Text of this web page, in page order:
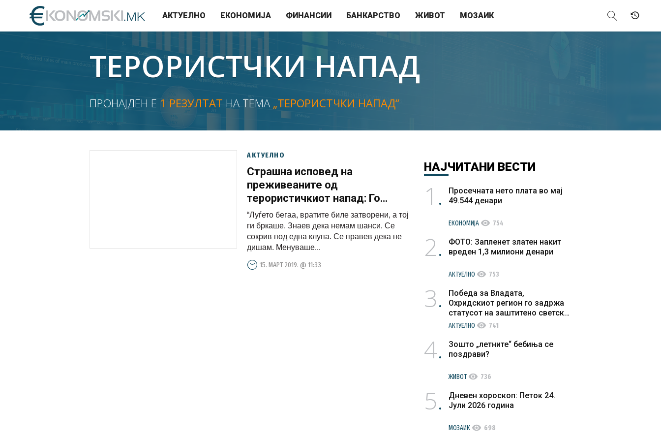
АКТУЕЛНО ЕКОНОМИЈА ФИНАНСИИ БАНКАРСТВО ЖИВОТ МОЗАИК
ТЕРОРИСТЧКИ НАПАД
ПРОНАЈДЕН Е 1 РЕЗУЛТАТ НА ТЕМА „ТЕРОРИСТЧКИ НАПАД“
АКТУЕЛНО
Страшна исповед на
преживеаните од
терористичкиот напад: Го
молев Бог да му снема
куршуми, 7 пати ја менуваше
муницијата
“Луѓето бегаа, вратите биле затворени, а тој
ги бркаше. Знаев дека немам шанси. Се
сокрив под една клупа. Се правев дека не
дишам. Менуваше...
15. МАРТ 2019. @ 11:33
НАЈЧИТАНИ ВЕСТИ
1
Просечната нето плата во мај
49.544 денари
ЕКОНОМИЈА visibility 754
2
ФОТО: Запленет златен накит
вреден 1,3 милиони денари
АКТУЕЛНО visibility 753
3
Победа за Владата,
Охридскиот регион го задржа
статусот на заштитено светско
културно наследство
АКТУЕЛНО visibility 741
4
Зошто „летните“ бебиња се
поздрави?
ЖИВОТvisibility 736
5
Дневен хороскоп: Петок 24.
Јули 2026 година
МОЗАИК visibility 698